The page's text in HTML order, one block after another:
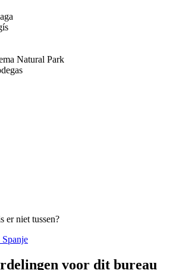
Natural Park
er niet tussen?
voor dit bureau